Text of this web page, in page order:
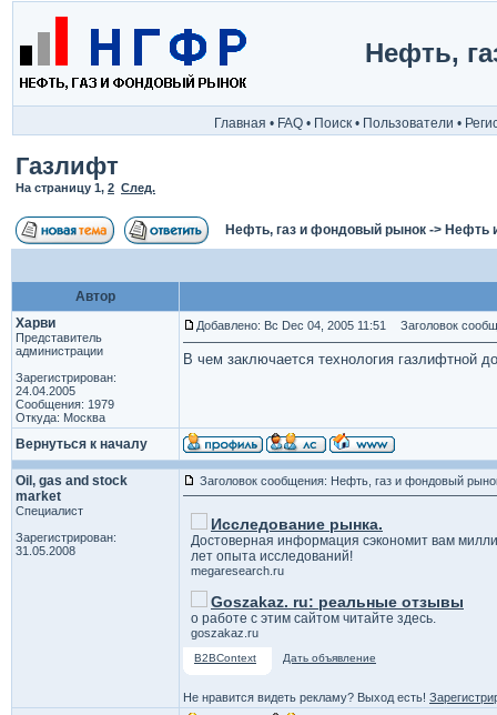
Нефть,
Главная • FAQ • Поиск • Пользователи •
Газлифт
На страницу 1, 2 След.
Нефть, газ и фондовый рынок -> Нефть
Автор
Харви
Представитель
администрации
Зарегистрирован:
24.04.2005
Сообщения: 1979
Откуда: Москва
Добавлено: Вс Dec 04, 2005 11:51 Заголовок
В чем заключается технология газлифтной
Вернуться к началу
Oil, gas and stock
market
Специалист
Зарегистрирован:
31.05.2008
Заголовок сообщения: Нефть, газ и фондовый
Исследование рынка.
Достоверная информация сэкономит вам
лет опыта исследований!
megaresearch.ru
Goszakaz. ru: реальные отзывы
о работе с этим сайтом читайте здесь.
goszakaz.ru
B2BContext Дать объявление
Не нравится видеть рекламу? Выход есть!